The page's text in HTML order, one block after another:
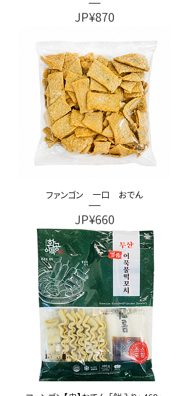
가격
JP¥870
ファンゴン 一口 おでん
가격
JP¥660